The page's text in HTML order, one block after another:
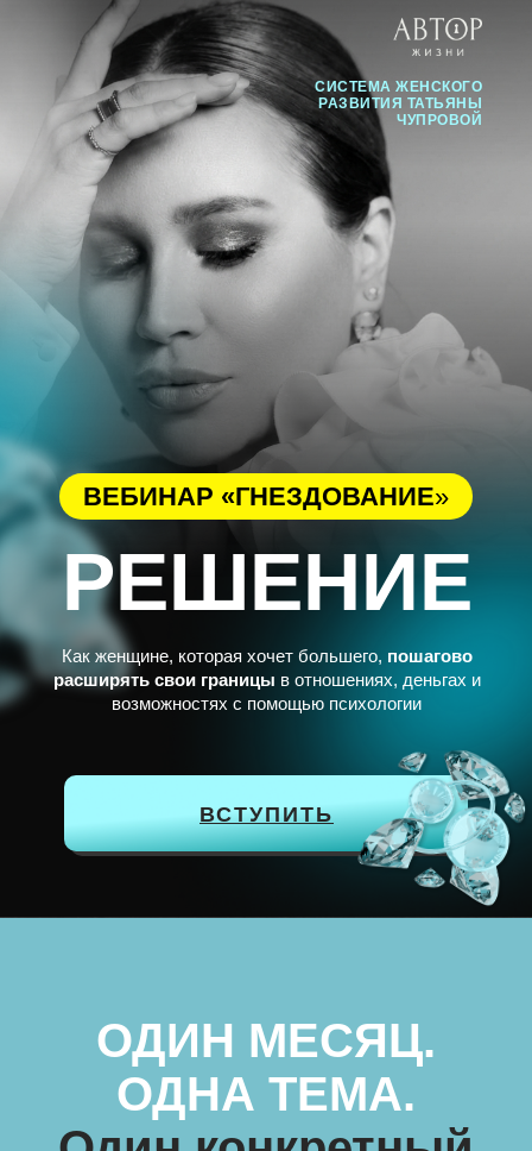
РЕШЕНИЕ
Как женщине, которая хочет большего, пошагово
расширять свои границы в отношениях, деньгах и
возможностях с помощью психологии
СИСТЕМА ЖЕНСКОГО
РАЗВИТИЯ ТАТЬЯНЫ
ЧУПРОВОЙ
ВСТУПИТЬ
ВЕБИНАР «ГНЕЗДОВАНИЕ»
ОДИН МЕСЯЦ.
ОДНА ТЕМА.